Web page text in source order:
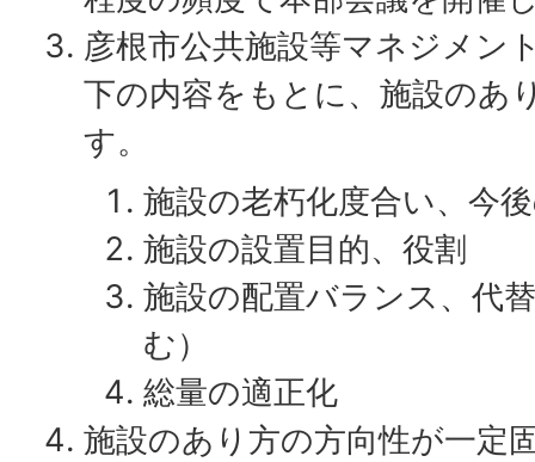
彦根市公共施設等マネジメン
下の内容をもとに、施設のあ
す。
施設の老朽化度合い、今
施設の設置目的、役割
施設の配置バランス、代
む）
総量の適正化
施設のあり方の方向性が一定